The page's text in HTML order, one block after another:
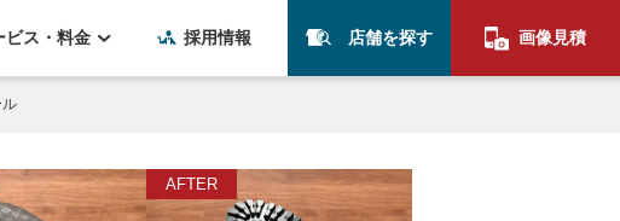
ビス・料金 採用情報 店舗を探す 画像見積